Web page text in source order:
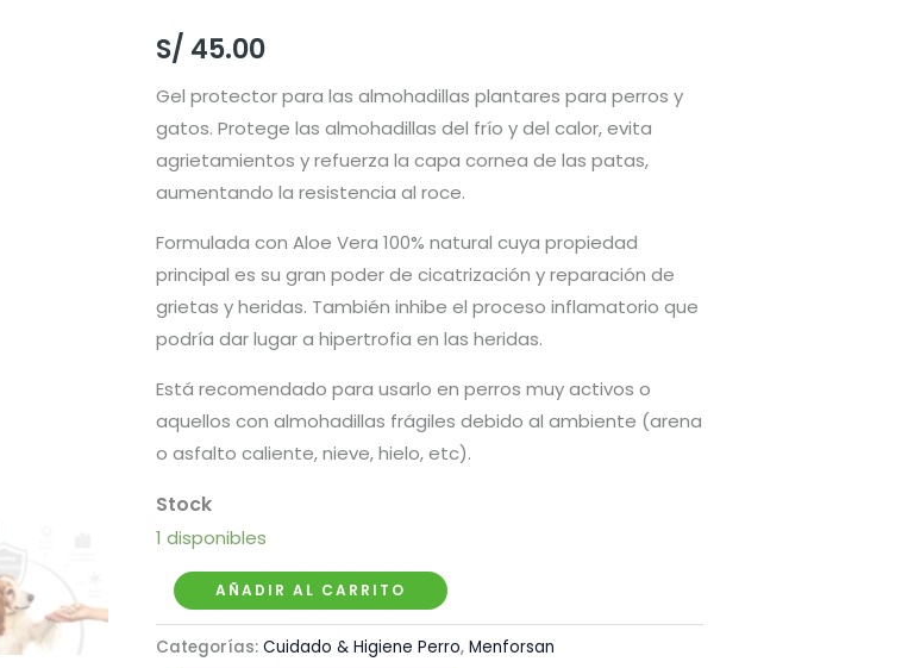
S/ 45.00
Gel protector para las almohadillas plantares para perros y
gatos. Protege las almohadillas del frío y del calor, evita
agrietamientos y refuerza la capa cornea de las patas,
aumentando la resistencia al roce.
Formulada con Aloe Vera 100% natural cuya propiedad
principal es su gran poder de cicatrización y reparación de
grietas y heridas. También inhibe el proceso inflamatorio que
podría dar lugar a hipertrofia en las heridas.
Está recomendado para usarlo en perros muy activos o
aquellos con almohadillas frágiles debido al ambiente (arena
o asfalto caliente, nieve, hielo, etc).
1 disponibles
Menforsan
Gel
Protector
AÑADIR AL CARRITO
Categorías: Cuidado & Higiene Perro, Menforsan